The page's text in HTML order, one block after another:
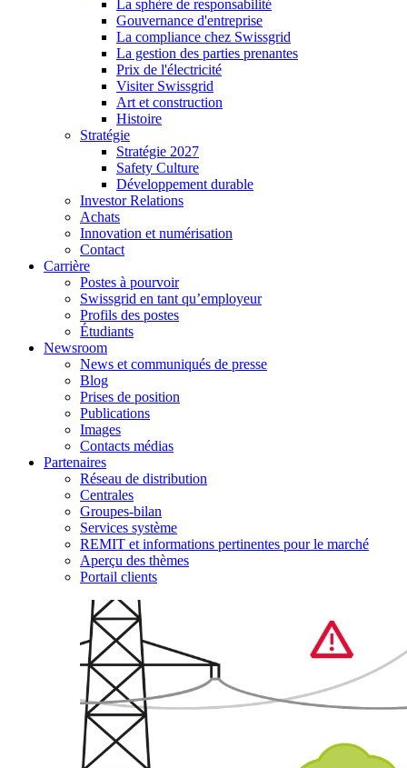
La sphère de responsabilité
Gouvernance d'entreprise
La compliance chez Swissgrid
La gestion des parties prenantes
Prix de l'électricité
Visiter Swissgrid
Art et construction
Histoire
Stratégie
Stratégie 2027
Safety Culture
Développement durable
Investor Relations
Achats
Innovation et numérisation
Contact
Carrière
Postes à pourvoir
Swissgrid en tant qu’employeur
Profils des postes
Étudiants
Newsroom
News et communiqués de presse
Blog
Prises de position
Publications
Images
Contacts médias
Partenaires
Réseau de distribution
Centrales
Groupes-bilan
Services système
REMIT et informations pertinentes pour le marché
Aperçu des thèmes
Portail clients